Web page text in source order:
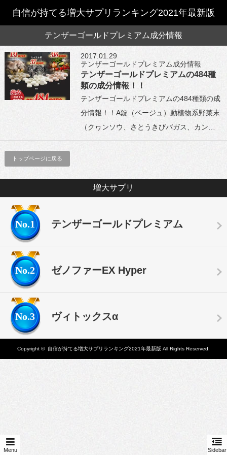
自信が持てる増大サプリランキング2021年最新版
Menu Sidebar
テンザーゴールドプレミアム成分情報
2017.01.29
テンザーゴールドプレミアム成分情報
テンザーゴールドプレミアムの484種
類の成分情報！！
テンザーゴールドプレミアムの484種類の成
分情報！！A錠（ベージュ）動植物系野菜末
（クヮンソウ、さとうきびバガス、カン…
トップページに戻る
増大サプリ
No.1 テンザーゴールドプレミアム
No.2 ゼノファーEX Hyper
No.3 ヴィトックスα
Copyright © 自信が持てる増大サプリランキング2021年最新版 All Rights Reserved.